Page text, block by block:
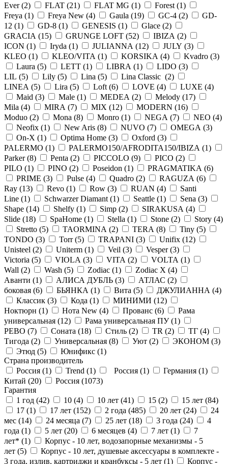
Ever (2) FLAT (21) FLAT MG (1) Forest (1)
Freya (1) Freya New (4) Gaula (19) GC-4 (2)
GD-
12 (1) GD-8 (1) GENESIS (1) Glace (2)
GRACIA (15) GRUNGE LOFT (52) IBIZA (2)
ICON (1) Iryda (1) JULIANNA (12) JULY (3)
KLEO (1) KLEO/VITA (1) KORSIKA (4) Kvadro (3)
Laura (5) LETT (1) LIBRA (1) LIDO (3)
LIL (5) Lily (5) Lina (5) Lina Classic (2)
LINEA (5) Lira (5) Loft (6) LOVE (4) LUXE (4)
Maid (3) Male (1) MEDEA (2) Melody (17)
Mila (4) MIRA (7) MIX (12) MODERN (16)
Moduo (2) Mona (8) Monro (1) NEGA (7) NEO (4)
Neofix (1) New Aris (8) NUVO (7) OMEGA (3)
On-X (1) Optima Home (3) Oxford (3)
PALERMO (1) PALERMO150/AFRODITA150/IBIZA (1)
Parker (8) Penta (2) PICCOLO (9) PICO (2)
PILO (1) PINO (2) Poseidon (1) PRAGMATIKA (6)
PRIME (3) Pulse (4) Quadro (2) RAGUZA (6)
Ray (13) Revo (1) Row (3) RUAN (4)
Santi
Line (1) Schwarzer Diamant (1) Seattle (1) Sena (3)
Shape (14) Shelfy (1) Simp (2) SIRAKUSA (4)
Slide (18) SpaHome (1) Stella (1) Stone (2) Story (4)
Stretto (5) TAORMINA (2) TERA (8) Tiny (5)
TONDO (3) Torr (5) TRAPANI (3) Unifix (12)
Unisteel (2) Uniterm (1) Veil (3) Vesper (3)
Victoria (5) VIOLA (3) VITA (2) VOLTA (1)
Wall (2) Wash (5) Zodiac (1) Zodiac X (4)
Аванти (1) АЛИСА ДУБЛЬ (3) АТЛАС (2)
боковая (6) БЬЯНКА (1) Вита (5) ДЖУЛИАННА (4)
Классик (3) Кода (1) МИНИМИ (12)
Ноктюрн (1) Нота New (4) Прованс (6)
Рама
универсальная (12) Рама универсальная ПУ (1)
РЕВО (7) Соната (18) Стиль (2) ТR (2) ТГ (4)
Тигода (2) Универсальная (8) Уют (2) ЭКОНОМ (3)
Этюд (5) Юнификс (1)
Страна производитель
Россия (1) Trend (1) Россия (1) Германия (1)
Китай (20) Россия (1073)
Гарантия
1 год (42) 10 (4) 10 лет (41) 15 (2) 15 лет (84)
17 (1) 17 лет (152) 2 года (485) 20 лет (24)
24
мес (14) 24 месяца (7) 25 лет (18) 3 года (24)
4
года (1) 5 лет (20) 6 месяцев (4) 7 лет (1)
7
лет* (1)
Корпус - 10 лет, водозапорные механизмы - 5
лет (5)
Корпус - 10 лет, душевые аксессуары в комплекте -
3 года, излив, картриджи и кранбуксы - 5 лет (1) Корпус -